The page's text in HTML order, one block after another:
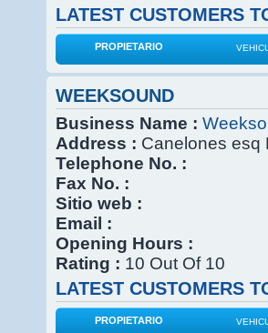
LATEST CUSTOMERS
PROPIETARIO
WEEKSOUND
Business Name :
Address : Canelones esq
Telephone No. :
Fax No. :
Sitio web :
Email :
Opening Hours :
Rating : 10 Out Of 10
LATEST CUSTOMERS
PROPIETARIO